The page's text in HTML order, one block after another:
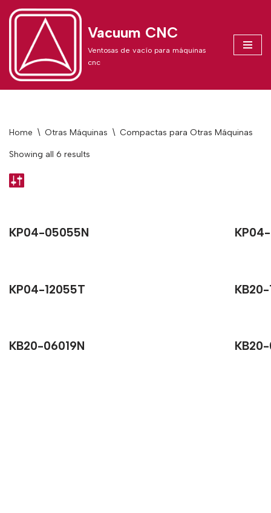
content
Vacuum CNC
Ventosas de vacío para máquinas
cnc
Home \ Otras Máquinas \ Compactas para Otras Máquinas
Showing all 6 results
KP04-05055N
KP04-12055T KB20-
KB20-06019N